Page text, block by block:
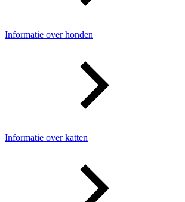
Informatie over honden
Informatie over katten